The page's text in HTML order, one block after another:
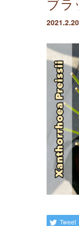
2021.2.20
Tweet